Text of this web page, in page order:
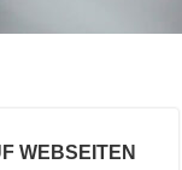
WEBSEITEN